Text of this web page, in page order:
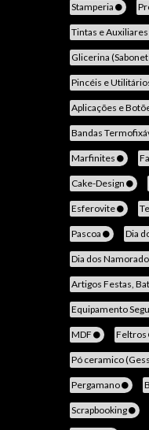
Stamperia
Tintas e
Glicerina
Pincéis e
Aplicações e
Bandas
Marfinites
Cake-Design
Esferovite
Pascoa Dia
Dia dos
Artigos Festas,
Equipamento
MDF Feltros
Pó ceramico
Pergamano
Scrapbooking